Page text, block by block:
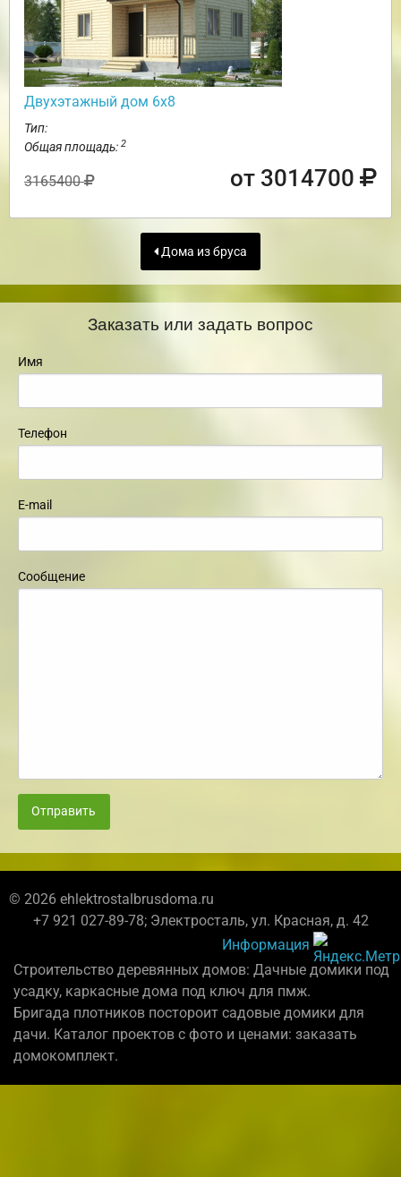
Двухэтажный дом 6х8
Тип:
Общая площадь: 2
3165400 от 3014700
Дома из бруса
Заказать или задать вопрос
Имя
Телефон
E-mail
Сообщение
Отправить
© 2026 ehlektrostalbrusdoma.ru
+7 921 027-89-78; Электросталь, ул. Красная, д. 42
Информация
Строительство деревянных домов: Дачные домики под
усадку, каркасные дома под ключ для пмж.
Бригада плотников постороит садовые домики для
дачи. Каталог проектов с фото и ценами: заказать
домокомплект.